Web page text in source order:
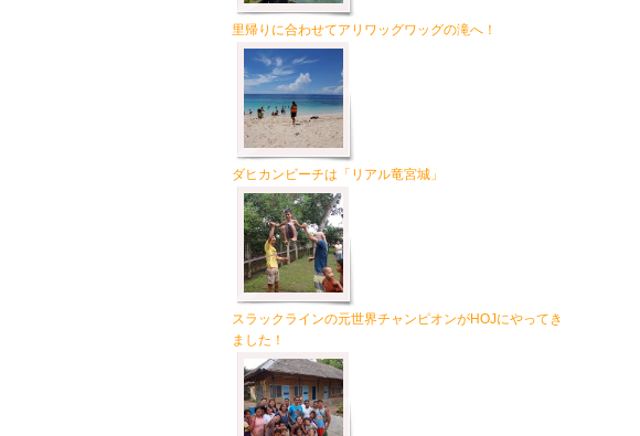
里帰りに合わせてアリワッグワッグの滝へ！
ダヒカンビーチは「リアル竜宮城」
スラックラインの元世界チャンピオンがHOJにやってき
ました！